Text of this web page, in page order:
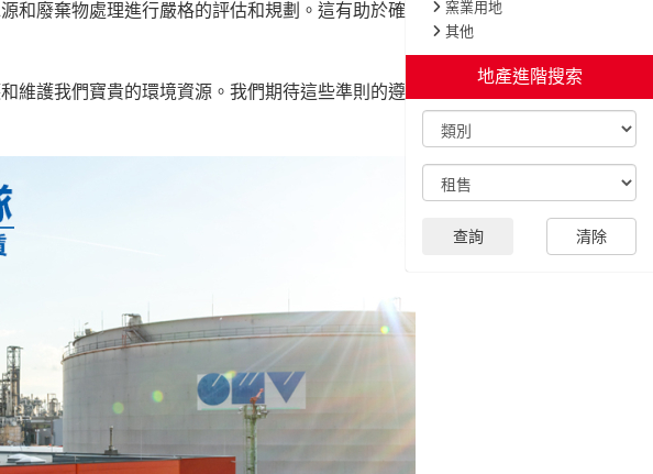
和廢棄物處理進行嚴格的評估和規劃。這有助於確保工廠的運營
護我們寶貴的環境資源。我們期待這些準則的遵守，將有助於